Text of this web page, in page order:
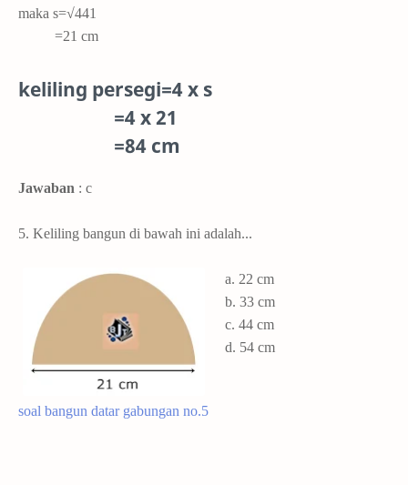
maka s=√441
=21 cm
keliling persegi=4 x s
=4 x 21
=84 cm
Jawaban : c
5. Keliling bangun di bawah ini adalah...
soal bangun datar gabungan no.5
a. 22 cm
b. 33 cm
c. 44 cm
d. 54 cm